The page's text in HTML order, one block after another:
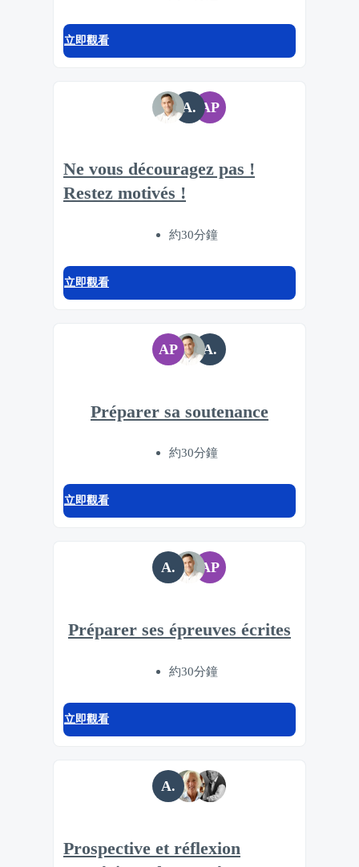
立即觀看
A. AP
Ne vous découragez pas !
Restez motivés !
約30分鐘
立即觀看
AP A.
Préparer sa soutenance
約30分鐘
立即觀看
A. AP
Préparer ses épreuves écrites
約30分鐘
立即觀看
A.
Prospective et réflexion